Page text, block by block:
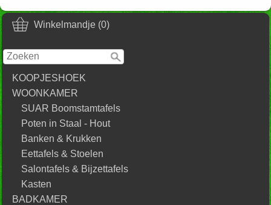
Winkelmandje (0)
KOOPJESHOEK
WOONKAMER
SUAR Boomstamtafels
Poten in Staal - Hout
Banken & Krukken
Eettafels & Stoelen
Salontafels & Bijzettafels
Kasten
BADKAMER